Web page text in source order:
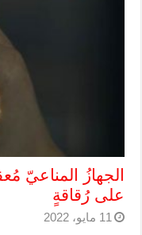
الجهازُ المناعيّ
على رُقاقةٍ
11 مايو، 2022